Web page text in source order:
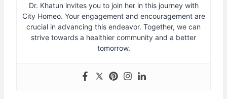
Dr. Khatun invites you to join her in this journey with
City Homeo. Your engagement and encouragement are
crucial in advancing this endeavor. Together, we can
strive towards a healthier community and a better
tomorrow.